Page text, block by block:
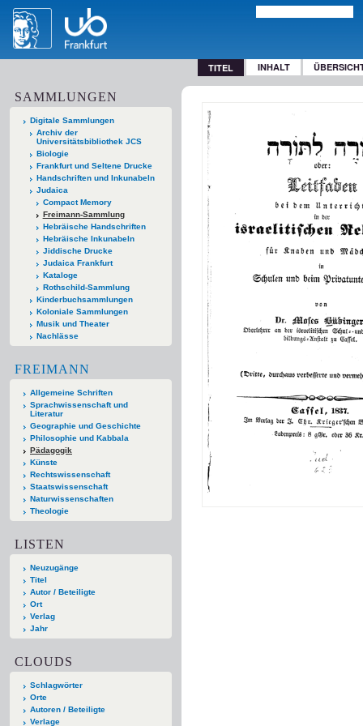
TITEL INHALT
SAMMLUNGEN
Digitale Sammlungen
Archiv der
Universitätsbibliothek JCS
Biologie
Frankfurt und Seltene Drucke
Handschriften und Inkunabeln
Judaica
Compact Memory
Freimann-Sammlung
Hebräische Handschriften
Hebräische Inkunabeln
Jiddische Drucke
Judaica Frankfurt
Kataloge
Rothschild-Sammlung
Kinderbuchsammlungen
Koloniale Sammlungen
Musik und Theater
Nachlässe
FREIMANN
Allgemeine Schriften
Sprachwissenschaft und
Literatur
Geographie und Geschichte
Philosophie und Kabbala
Pädagogik
Künste
Rechtswissenschaft
Staatswissenschaft
Naturwissenschaften
Theologie
LISTEN
Neuzugänge
Titel
Autor / Beteiligte
Ort
Verlag
Jahr
CLOUDS
Schlagwörter
Orte
Autoren / Beteiligte
Verlage